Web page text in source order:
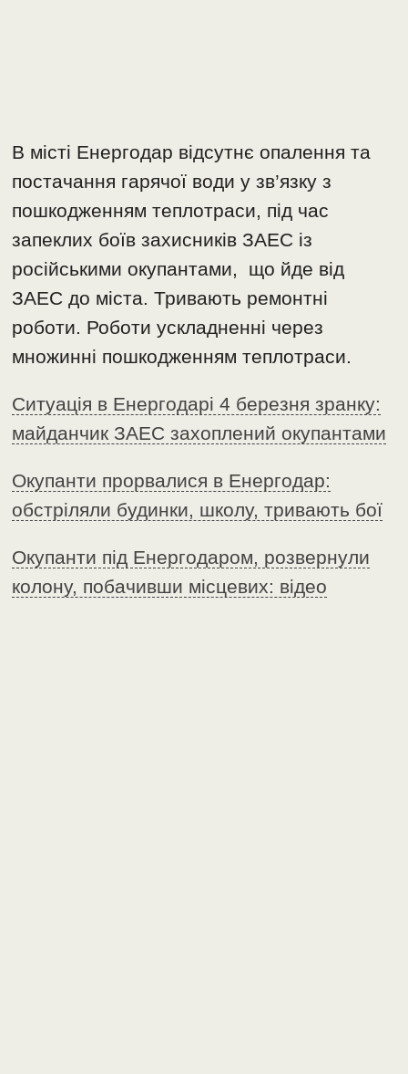
В місті Енергодар відсутнє опалення та
постачання гарячої води у зв’язку з
пошкодженням теплотраси, під час
запеклих боїв захисників ЗАЕС із
російськими окупантами, що йде від
ЗАЕС до міста. Тривають ремонтні
роботи. Роботи ускладненні через
множинні пошкодженням теплотраси.
Ситуація в Енергодарі 4 березня зранку:
майданчик ЗАЕС захоплений окупантами
Окупанти прорвалися в Енергодар:
обстріляли будинки, школу, тривають бої
Окупанти під Енергодаром, розвернули
колону, побачивши місцевих: відео